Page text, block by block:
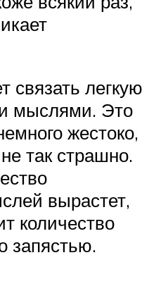
связать легкую
мыслями. Это
жестоко,
так страшно.
вырастет,
количество
запястью.